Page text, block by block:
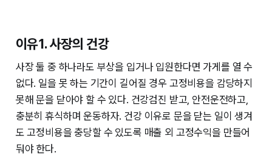
이유1. 사장의 건강
사장 둘 중 하나라도 부상을 입거나 입원한다면 가게를 열 수
없다. 일을 못 하는 기간이 길어질 경우 고정비용을 감당하지
못해 문을 닫아야 할 수 있다. 건강검진 받고, 안전운전하고,
충분히 휴식하며 운동하자. 건강 이유로 문을 닫는 일이 생겨
도 고정비용을 충당할 수 있도록 매출 외 고정수익을 만들어
둬야 한다.